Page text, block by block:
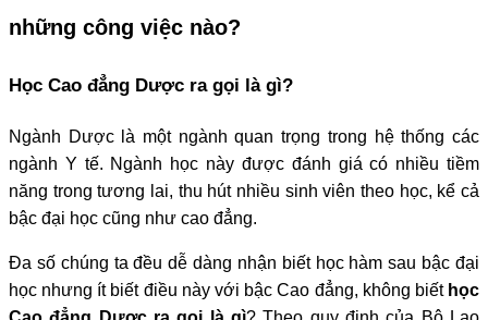
những công việc nào?
Học Cao đẳng Dược ra gọi là gì?
Ngành Dược là một ngành quan trọng trong hệ thống các
ngành Y tế. Ngành học này được đánh giá có nhiều tiềm
năng trong tương lai, thu hút nhiều sinh viên theo học, kể cả
bậc đại học cũng như cao đẳng.
Đa số chúng ta đều dễ dàng nhận biết học hàm sau bậc đại
học nhưng ít biết điều này với bậc Cao đẳng, không biết học